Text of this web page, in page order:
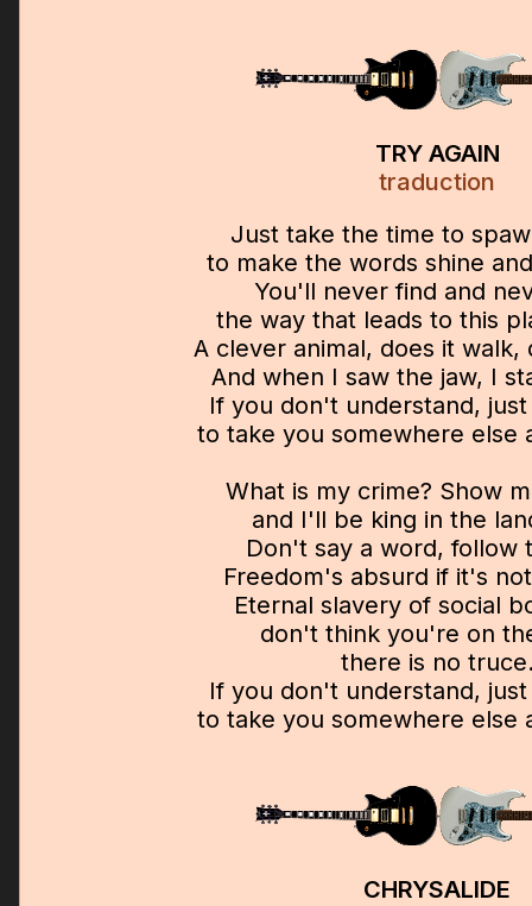
TRY AGAIN
traduction
Just take the time to
to make the words shine
You'll never find and
the way that leads to this
A clever animal, does it walk,
And when I saw the jaw, I
If you don't understand,
to take you somewhere else
What is my crime? Show
and I'll be king in the
Don't say a word, follow
Freedom's absurd if it's
Eternal slavery of social
don't think you're on
there is no
If you don't understand,
to take you somewhere else
CHRYSALIDE